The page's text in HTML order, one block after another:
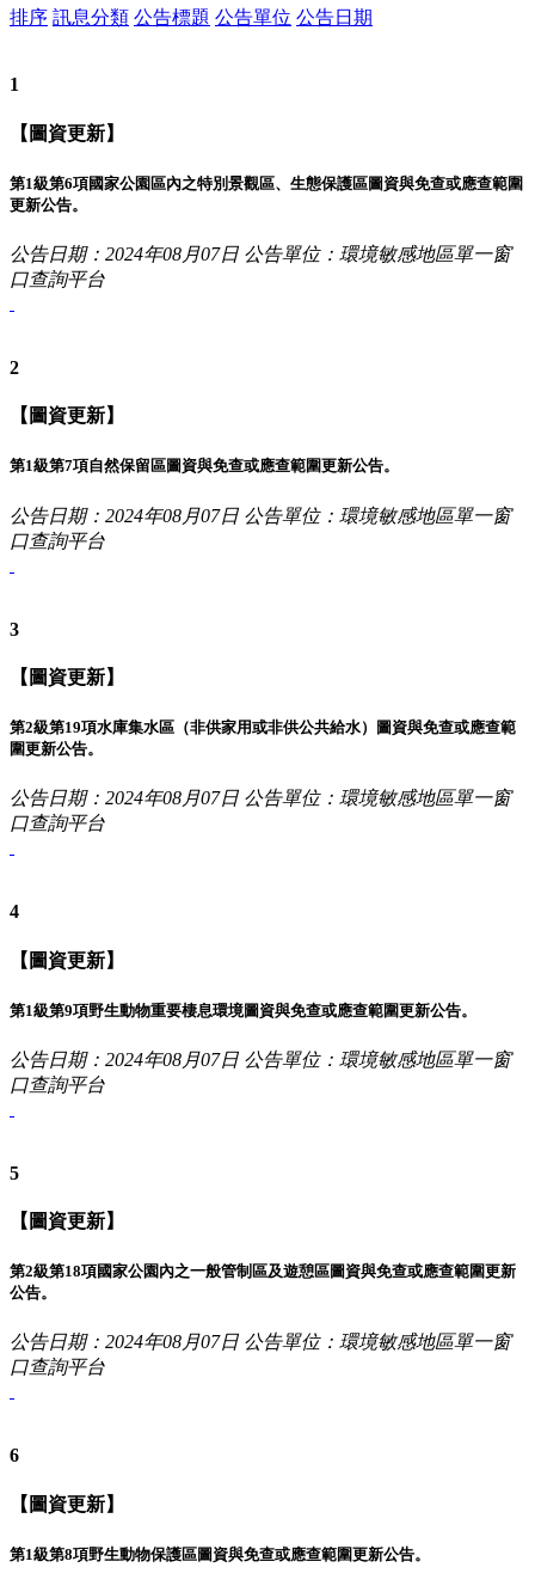
排序 訊息分類 公告標題 公告單位 公告日期
1
【圖資更新】
第1級第6項國家公園區內之特別景觀區、生態保護區圖資與免查或應查範圍
更新公告。
公告日期：2024年08月07日 公告單位：環境敏感地區單一窗
口查詢平台
2
【圖資更新】
第1級第7項自然保留區圖資與免查或應查範圍更新公告。
公告日期：2024年08月07日 公告單位：環境敏感地區單一窗
口查詢平台
3
【圖資更新】
第2級第19項水庫集水區（非供家用或非供公共給水）圖資與免查或應查範
圍更新公告。
公告日期：2024年08月07日 公告單位：環境敏感地區單一窗
口查詢平台
4
【圖資更新】
第1級第9項野生動物重要棲息環境圖資與免查或應查範圍更新公告。
公告日期：2024年08月07日 公告單位：環境敏感地區單一窗
口查詢平台
5
【圖資更新】
第2級第18項國家公園內之一般管制區及遊憩區圖資與免查或應查範圍更新
公告。
公告日期：2024年08月07日 公告單位：環境敏感地區單一窗
口查詢平台
6
【圖資更新】
第1級第8項野生動物保護區圖資與免查或應查範圍更新公告。